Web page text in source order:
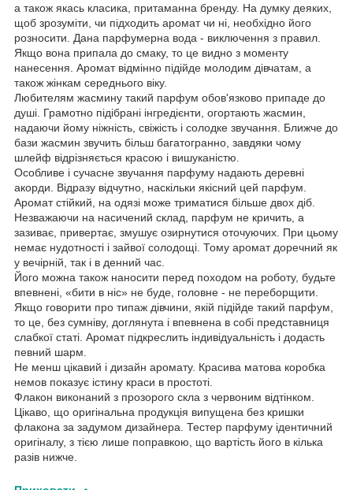
а також якась класика, притаманна бренду. На думку деяких,
щоб зрозуміти, чи підходить аромат чи ні, необхідно його
розносити. Дана парфумерна вода - виключення з правил.
Якщо вона припала до смаку, то це видно з моменту
нанесення. Аромат відмінно підійде молодим дівчатам, а
також жінкам середнього віку.
Любителям жасмину такий парфум обов'язково припаде до
душі. Грамотно підібрані інгредієнти, огортають жасмин,
надаючи йому ніжність, свіжість і солодке звучання. Ближче до
бази жасмин звучить більш багатогранно, завдяки чому
шлейф відрізняється красою і вишуканістю.
Особливе і сучасне звучання парфуму надають деревні
акорди. Відразу відчутно, наскільки якісний цей парфум.
Аромат стійкий, на одязі може триматися більше двох діб.
Незважаючи на насичений склад, парфум не кричить, а
зазиває, привертає, змушує озирнутися оточуючих. При цьому
немає нудотності і зайвої солодощі. Тому аромат доречний як
у вечірній, так і в денний час.
Його можна також наносити перед походом на роботу, будьте
впевнені, «бити в ніс» не буде, головне - не переборщити.
Якщо говорити про типаж дівчини, якій підійде такий парфум,
то це, без сумніву, доглянута і впевнена в собі представниця
слабкої статі. Аромат підкреслить індивідуальність і додасть
певний шарм.
Не менш цікавий і дизайн аромату. Красива матова коробка
немов показує істину краси в простоті.
Флакон виконаний з прозорого скла з червоним відтінком.
Цікаво, що оригінальна продукція випущена без кришки
флакона за задумом дизайнера. Тестер парфуму ідентичний
оригіналу, з тією лише поправкою, що вартість його в кілька
разів нижче.